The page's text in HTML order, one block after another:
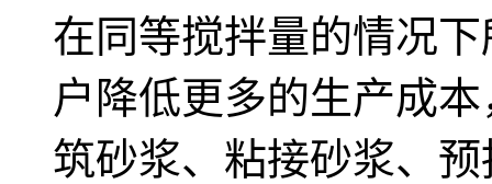
在同等搅拌量的情况
户降低更多的生产成
筑砂浆、粘接砂浆、